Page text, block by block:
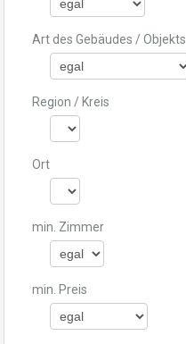
Art des Gebäudes / Objekts
Region / Kreis
Ort
min. Zimmer
min. Preis